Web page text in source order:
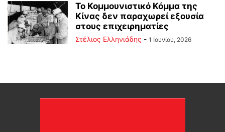
Το Κομμουνιστικό Κόμμα της
Κίνας δεν παραχωρεί εξουσία
στους επιχειρηματίες
Στέλιος Ελληνιάδης - 1 Ιουνίου, 2026